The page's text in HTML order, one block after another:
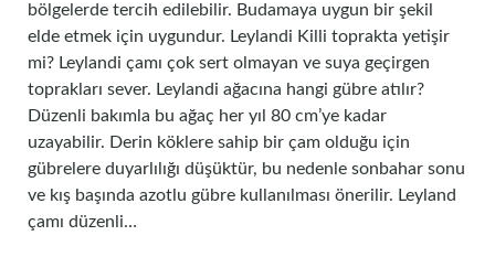
bölgelerde tercih edilebilir. Budamaya uygun bir şekil
elde etmek için uygundur. Leylandi Killi toprakta yetişir
mi? Leylandi çamı çok sert olmayan ve suya geçirgen
toprakları sever. Leylandi ağacına hangi gübre atılır?
Düzenli bakımla bu ağaç her yıl 80 cm’ye kadar
uzayabilir. Derin köklere sahip bir çam olduğu için
gübrelere duyarlılığı düşüktür, bu nedenle sonbahar sonu
ve kış başında azotlu gübre kullanılması önerilir. Leyland
çamı düzenli…